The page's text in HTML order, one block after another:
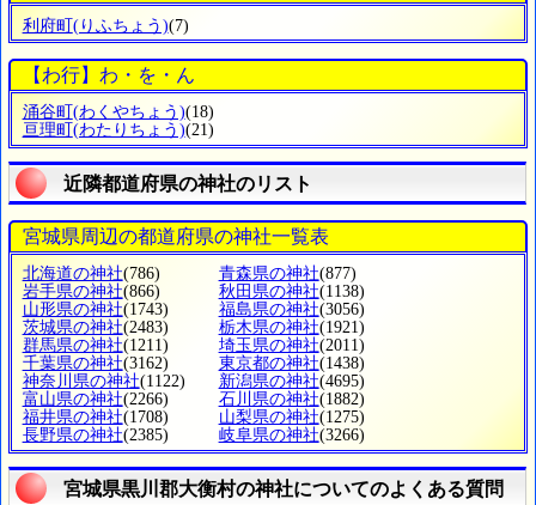
利府町(りふちょう)(7)
【わ行】わ・を・ん
涌谷町 (わくやちょう)(18)
亘理町 (わたりちょう)(21)
近隣都道府県の神社のリスト
宮城県周辺の都道府県の神社一覧表
北海道の神社(786) 青森県の神社(877)
岩手県の神社(866) 秋田県の神社(1138)
山形県の神社(1743) 福島県の神社(3056)
茨城県の神社(2483) 栃木県の神社(1921)
群馬県の神社(1211) 埼玉県の神社(2011)
千葉県の神社(3162) 東京都の神社(1438)
神奈川県の神社(1122) 新潟県の神社(4695)
富山県の神社(2266) 石川県の神社(1882)
福井県の神社(1708) 山梨県の神社(1275)
長野県の神社(2385) 岐阜県の神社(3266)
宮城県黒川郡大衡村の神社についてのよくある質問